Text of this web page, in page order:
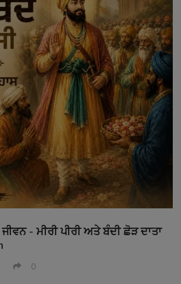
- ਮੀਰੀ ਪੀਰੀ ਅਤੇ ਬੰਦੀ ਛੋੜ ਦਾਤਾ
0